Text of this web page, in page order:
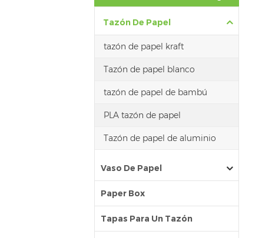
Tazón De Papel
tazón de papel kraft
Tazón de papel blanco
tazón de papel de bambú
PLA tazón de papel
Tazón de papel de aluminio
Vaso De Papel
Paper Box
Tapas Para Un Tazón